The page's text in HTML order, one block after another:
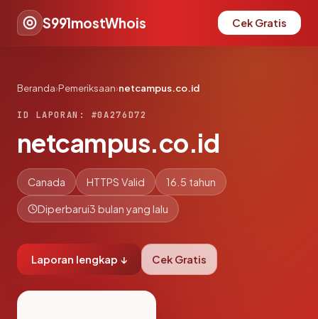
S991mostWhois Cek Gratis
Beranda›Pemeriksaan›netcampus.co.id
ID LAPORAN: #0A276D72
netcampus.co.id
Canada HTTPS Valid 16.5 tahun
Diperbarui3 bulan yang lalu
Laporan lengkap ↓ Cek Gratis